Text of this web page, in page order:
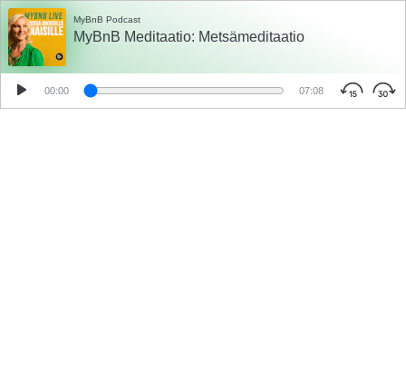
MyBnB Podcast
MyBnB Meditaatio: Metsämeditaatio
00:00 07:08